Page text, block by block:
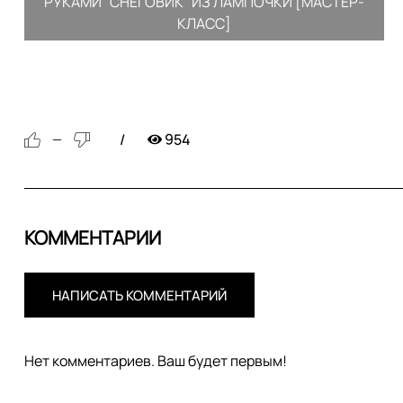
КЛАСС]
— 954
КОММЕНТАРИИ
НАПИСАТЬ КОММЕНТАРИЙ
Нет комментариев. Ваш будет первым!